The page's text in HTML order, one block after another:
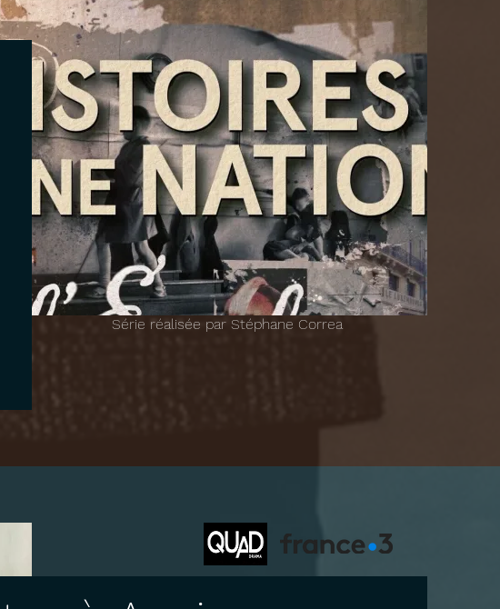
Série réalisée par Stéphane Correa